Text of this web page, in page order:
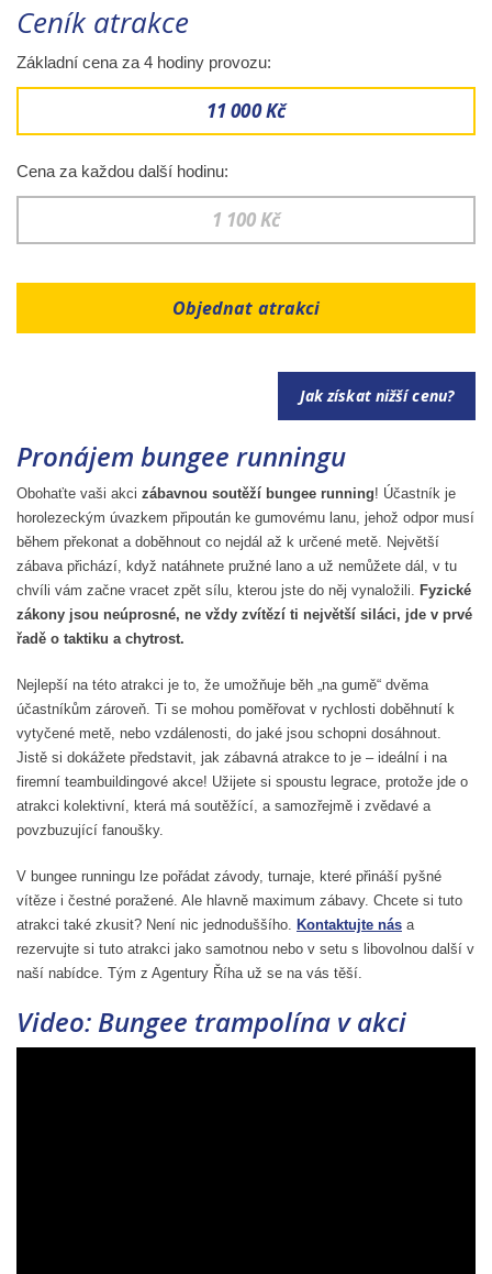
Ceník atrakce
Základní cena za 4 hodiny provozu:
11 000 Kč
Cena za každou další hodinu:
1 100 Kč
Objednat atrakci
Jak získat nižší cenu?
Pronájem bungee runningu
Obohaťte vaši akci zábavnou soutěží bungee running! Účastník je
horolezeckým úvazkem připoután ke gumovému lanu, jehož odpor musí
během překonat a doběhnout co nejdál až k určené metě. Největší
zábava přichází, když natáhnete pružné lano a už nemůžete dál, v tu
chvíli vám začne vracet zpět sílu, kterou jste do něj vynaložili. Fyzické
zákony jsou neúprosné, ne vždy zvítězí ti největší siláci, jde v prvé
řadě o taktiku a chytrost.
Nejlepší na této atrakci je to, že umožňuje běh „na gumě“ dvěma
účastníkům zároveň. Ti se mohou poměřovat v rychlosti doběhnutí k
vytyčené metě, nebo vzdálenosti, do jaké jsou schopni dosáhnout.
Jistě si dokážete představit, jak zábavná atrakce to je – ideální i na
firemní teambuildingové akce! Užijete si spoustu legrace, protože jde o
atrakci kolektivní, která má soutěžící, a samozřejmě i zvědavé a
povzbuzující fanoušky.
V bungee runningu lze pořádat závody, turnaje, které přináší pyšné
vítěze i čestné poražené. Ale hlavně maximum zábavy. Chcete si tuto
atrakci také zkusit? Není nic jednoduššího. Kontaktujte nás a
rezervujte si tuto atrakci jako samotnou nebo v setu s libovolnou další v
naší nabídce. Tým z Agentury Říha už se na vás těší.
Video: Bungee trampolína v akci